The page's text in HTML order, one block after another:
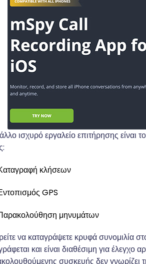
ισχυρό εργαλείο επιτήρησης είναι
κλήσεων
GPS
μηνυμάτων
να καταγράψετε κρυφά συνομιλία
και είναι διαθέσιμη για έλεγχο
συσκευής δεν γνωρίζει